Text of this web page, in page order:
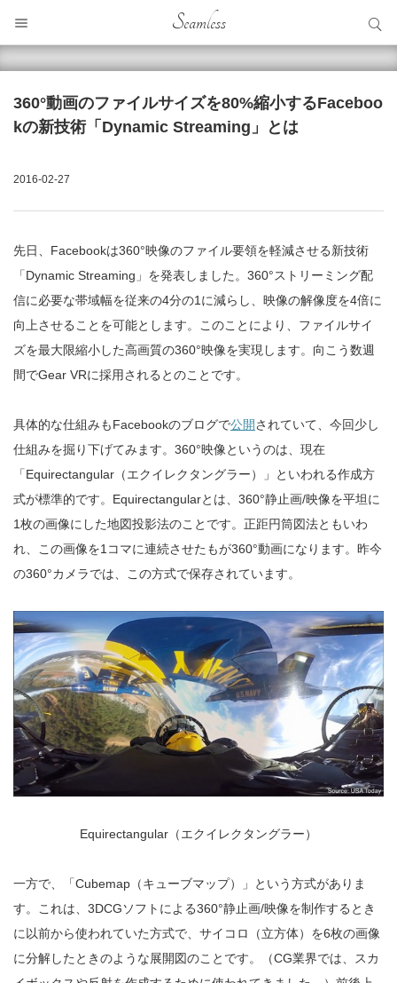
Seamless
360°動画のファイルサイズを80%縮小するFaceboo
kの新技術「Dynamic Streaming」とは
2016-02-27
先日、Facebookは360°映像のファイル要領を軽減させる新技術
「Dynamic Streaming」を発表しました。360°ストリーミング配
信に必要な帯域幅を従来の4分の1に減らし、映像の解像度を4倍に
向上させることを可能とします。このことにより、ファイルサイ
ズを最大限縮小した高画質の360°映像を実現します。向こう数週
間でGear VRに採用されるとのことです。
具体的な仕組みもFacebookのブログで公開されていて、今回少し
仕組みを掘り下げてみます。360°映像というのは、現在
「Equirectangular（エクイレクタングラー）」といわれる作成方
式が標準的です。Equirectangularとは、360°静止画/映像を平坦に
1枚の画像にした地図投影法のことです。正距円筒図法ともいわ
れ、この画像を1コマに連続させたもが360°動画になります。昨今
の360°カメラでは、この方式で保存されています。
Equirectangular（エクイレクタングラー）
一方で、「Cubemap（キューブマップ）」という方式がありま
す。これは、3DCGソフトによる360°静止画/映像を制作するとき
に以前から使われていた方式で、サイコロ（立方体）を6枚の画像
に分解したときのような展開図のことです。（CG業界では、スカ
サイト内検索